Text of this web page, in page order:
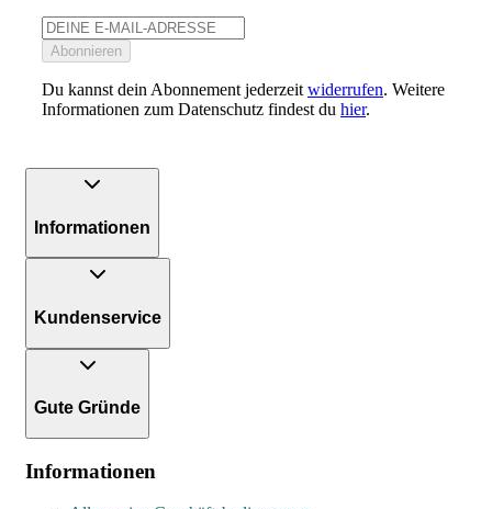
Abonnieren
Du kannst dein Abonnement jederzeit widerrufen. Weitere
Informationen zum Datenschutz findest du hier.
Informationen
Kundenservice
Gute Gründe
Informationen